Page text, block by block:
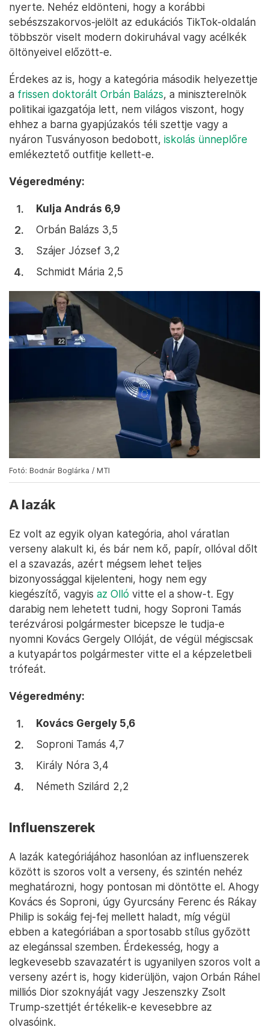
nyerte. Nehéz eldönteni, hogy a korábbi
sebészszakorvos-jelölt az edukációs TikTok-oldalán
többször viselt modern dokiruhával vagy acélkék
öltönyeivel előzött-e.
Érdekes az is, hogy a kategória második helyezettje
a frissen doktorált Orbán Balázs, a miniszterelnök
politikai igazgatója lett, nem világos viszont, hogy
ehhez a barna gyapjúzakós téli szettje vagy a
nyáron Tusványoson bedobott, iskolás ünneplőre
emlékeztető outfitje kellett-e.
Végeredmény:
Kulja András 6,9
Orbán Balázs 3,5
Szájer József 3,2
Schmidt Mária 2,5
Fotó: Bodnár Boglárka / MTI
A lazák
Ez volt az egyik olyan kategória, ahol váratlan
verseny alakult ki, és bár nem kő, papír, ollóval dőlt
el a szavazás, azért mégsem lehet teljes
bizonyossággal kijelenteni, hogy nem egy
kiegészítő, vagyis az Olló vitte el a show-t. Egy
darabig nem lehetett tudni, hogy Soproni Tamás
terézvárosi polgármester bicepsze le tudja-e
nyomni Kovács Gergely Ollóját, de végül mégiscsak
a kutyapártos polgármester vitte el a képzeletbeli
trófeát.
Végeredmény:
Kovács Gergely 5,6
Soproni Tamás 4,7
Király Nóra 3,4
Németh Szilárd 2,2
Influenszerek
A lazák kategóriájához hasonlóan az influenszerek
között is szoros volt a verseny, és szintén nehéz
meghatározni, hogy pontosan mi döntötte el. Ahogy
Kovács és Soproni, úgy Gyurcsány Ferenc és Rákay
Philip is sokáig fej-fej mellett haladt, míg végül
ebben a kategóriában a sportosabb stílus győzött
az elegánssal szemben. Érdekesség, hogy a
legkevesebb szavazatért is ugyanilyen szoros volt a
verseny azért is, hogy kiderüljön, vajon Orbán Ráhel
milliós Dior szoknyáját vagy Jeszenszky Zsolt
Trump-szettjét értékelik-e kevesebbre az
olvasóink.